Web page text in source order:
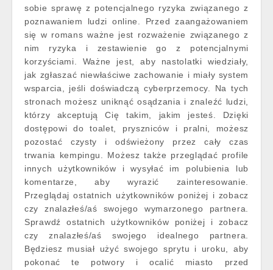
sobie sprawę z potencjalnego ryzyka związanego z
poznawaniem ludzi online. Przed zaangażowaniem
się w romans ważne jest rozważenie związanego z
nim ryzyka i zestawienie go z potencjalnymi
korzyściami. Ważne jest, aby nastolatki wiedziały,
jak zgłaszać niewłaściwe zachowanie i miały system
wsparcia, jeśli doświadczą cyberprzemocy. Na tych
stronach możesz uniknąć osądzania i znaleźć ludzi,
którzy akceptują Cię takim, jakim jesteś. Dzięki
dostępowi do toalet, pryszniców i pralni, możesz
pozostać czysty i odświeżony przez cały czas
trwania kempingu. Możesz także przeglądać profile
innych użytkowników i wysyłać im polubienia lub
komentarze, aby wyrazić zainteresowanie.
Przeglądaj ostatnich użytkowników poniżej i zobacz
czy znalazłeś/aś swojego wymarzonego partnera.
Sprawdź ostatnich użytkowników poniżej i zobacz
czy znalazłeś/aś swojego idealnego partnera.
Będziesz musiał użyć swojego sprytu i uroku, aby
pokonać te potwory i ocalić miasto przed